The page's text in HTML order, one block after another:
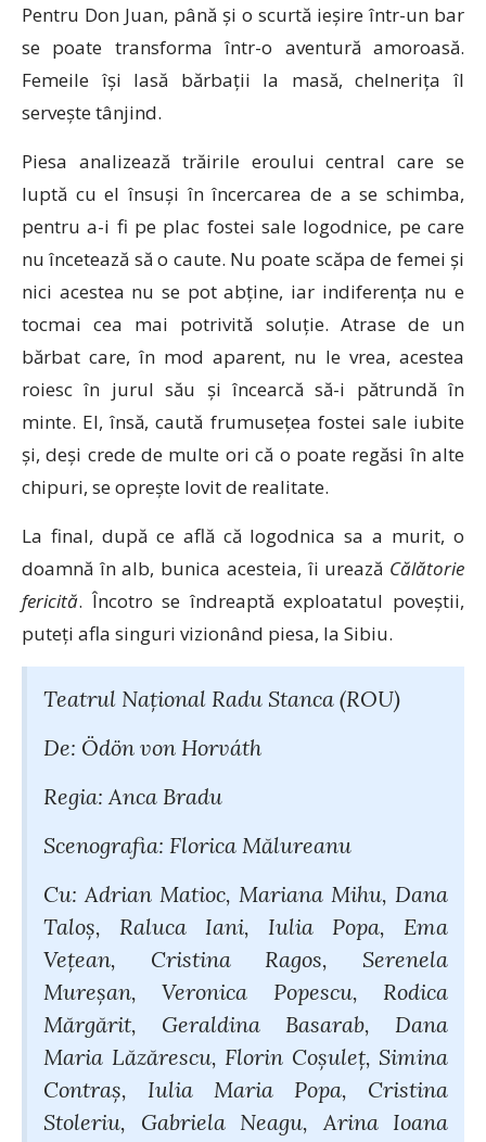
Pentru Don Juan, până și o scurtă ieșire într-un bar
se poate transforma într-o aventură amoroasă.
Femeile își lasă bărbații la masă, chelnerița îl
servește tânjind.
Piesa analizează trăirile eroului central care se
luptă cu el însuși în încercarea de a se schimba,
pentru a-i fi pe plac fostei sale logodnice, pe care
nu încetează să o caute. Nu poate scăpa de femei și
nici acestea nu se pot abține, iar indiferența nu e
tocmai cea mai potrivită soluție. Atrase de un
bărbat care, în mod aparent, nu le vrea, acestea
roiesc în jurul său și încearcă să-i pătrundă în
minte. El, însă, caută frumusețea fostei sale iubite
și, deși crede de multe ori că o poate regăsi în alte
chipuri, se oprește lovit de realitate.
La final, după ce află că logodnica sa a murit, o
doamnă în alb, bunica acesteia, îi urează Călătorie
fericită. Încotro se îndreaptă exploatatul poveștii,
puteți afla singuri vizionând piesa, la Sibiu.
Teatrul Naţional Radu Stanca (ROU)
De: Ödön von Horváth
Regia: Anca Bradu
Scenografia: Florica Mălureanu
Cu: Adrian Matioc, Mariana Mihu, Dana
Taloş, Raluca Iani, Iulia Popa, Ema
Veţean, Cristina Ragos, Serenela
Mureşan, Veronica Popescu, Rodica
Mărgărit, Geraldina Basarab, Dana
Maria Lăzărescu, Florin Coşuleţ, Simina
Contraş, Iulia Maria Popa, Cristina
Stoleriu, Gabriela Neagu, Arina Ioana